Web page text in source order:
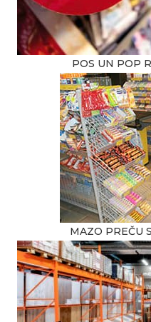
POS UN POP
MAZO PREČU